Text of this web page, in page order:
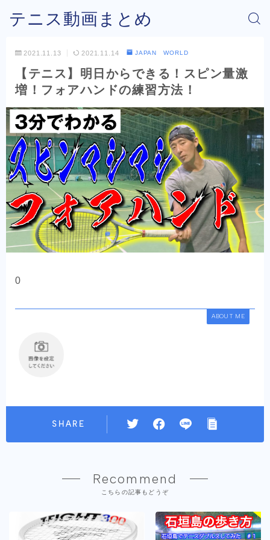
テニス動画まとめ
2021.11.13 2021.11.14 JAPAN WORLD
【テニス】明日からできる！スピン量激
増！フォアハンドの練習方法！
0
ABOUT ME
SHARE
Recommend
こちらの記事もどうぞ